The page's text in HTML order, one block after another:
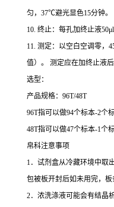
匀， 37℃避光显色15分钟。
10. 终止：每孔加终止液50μl
11. 测定：以空白空调零，
值）。
测定应在加终止液后
选型：
产品规格： 96T/48T
96T指可以做94个标本-2个
48T指可以做47个标本-1个
帛科注意事项
1．试剂盒从冷藏环境中取
包被板开封后如未用完，板
2．浓洗涤液可能会有结晶